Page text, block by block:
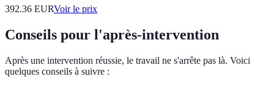
392.36 EURVoir le prix
Conseils pour l'après-intervention
Après une intervention réussie, le travail ne s'arrête pas là. Voici
quelques conseils à suivre :